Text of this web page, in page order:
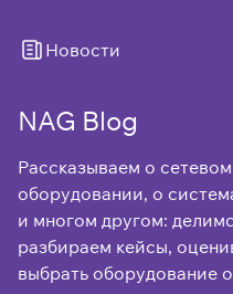
NAG Blog
Рассказываем о
оборудовании, о
и многом другом:
разбираем кейсы,
выбрать оборудование
Новости